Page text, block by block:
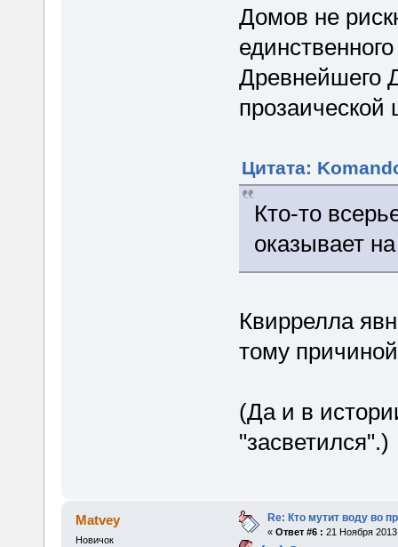
Домов не
Древнейшего
прозаической
Цитата:
Кто-то
оказывает
Квиррелла
тому
(Да и в
"засветился".)
Matvey
Новичок
Re: Кто мутит воду во
« Ответ #6 : 21 Ноября